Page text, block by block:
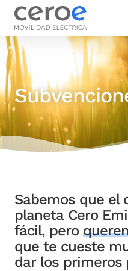
contenido
Sabemos que el
planeta Cero
fácil, pero
que te cueste
dar los primeros